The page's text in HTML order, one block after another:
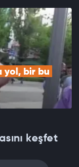
yol, bir bu
keşfet